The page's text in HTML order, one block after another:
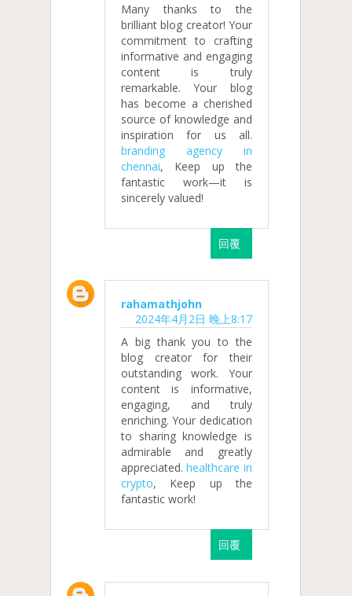
Many thanks to the
brilliant blog creator! Your
commitment to crafting
informative and engaging
content is truly
remarkable. Your blog
has become a cherished
source of knowledge and
inspiration for us all.
branding agency in
chennai, Keep up the
fantastic work—it is
sincerely valued!
回覆
rahamathjohn
2024年4月2日 晚上8:17
A big thank you to the
blog creator for their
outstanding work. Your
content is informative,
engaging, and truly
enriching. Your dedication
to sharing knowledge is
admirable and greatly
appreciated.healthcare in
crypto, Keep up the
fantastic work!
回覆